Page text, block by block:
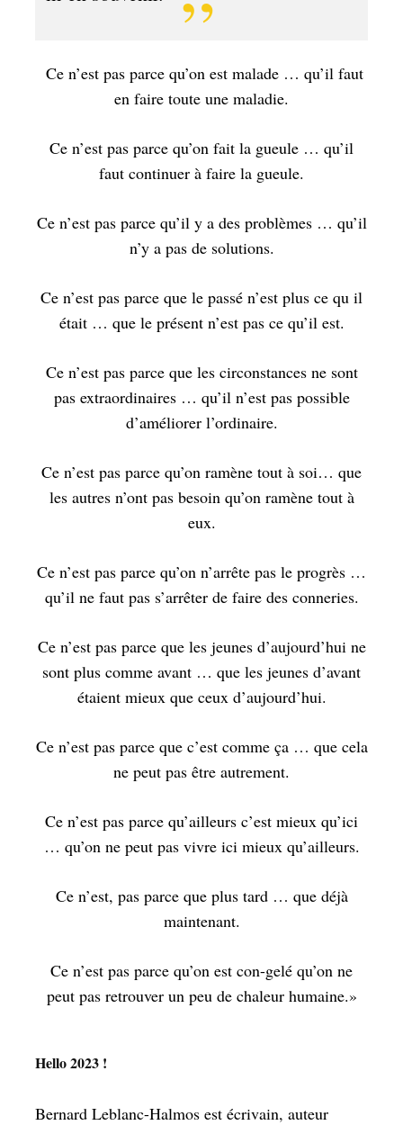
Ce n’est pas parce qu’on est malade … qu’il faut
en faire toute une maladie.
Ce n’est pas parce qu’on fait la gueule … qu’il
faut continuer à faire la gueule.
Ce n’est pas parce qu’il y a des problèmes … qu’il
n’y a pas de solutions.
Ce n’est pas parce que le passé n’est plus ce qu il
était … que le présent n’est pas ce qu’il est.
Ce n’est pas parce que les circonstances ne sont
pas extraordinaires … qu’il n’est pas possible
d’améliorer l’ordinaire.
Ce n’est pas parce qu’on ramène tout à soi… que
les autres n’ont pas besoin qu’on ramène tout à
eux.
Ce n’est pas parce qu’on n’arrête pas le progrès …
qu’il ne faut pas s’arrêter de faire des conneries.
Ce n’est pas parce que les jeunes d’aujourd’hui ne
sont plus comme avant … que les jeunes d’avant
étaient mieux que ceux d’aujourd’hui.
Ce n’est pas parce que c’est comme ça … que cela
ne peut pas être autrement.
Ce n’est pas parce qu’ailleurs c’est mieux qu’ici
… qu’on ne peut pas vivre ici mieux qu’ailleurs.
Ce n’est, pas parce que plus tard … que déjà
maintenant.
Ce n’est pas parce qu’on est con-gelé qu’on ne
peut pas retrouver un peu de chaleur humaine.»
Hello 2023 !
Bernard Leblanc-Halmos est écrivain, auteur